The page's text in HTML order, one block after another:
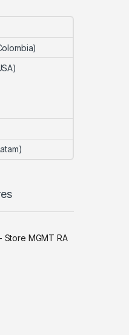
Store MGMT RA